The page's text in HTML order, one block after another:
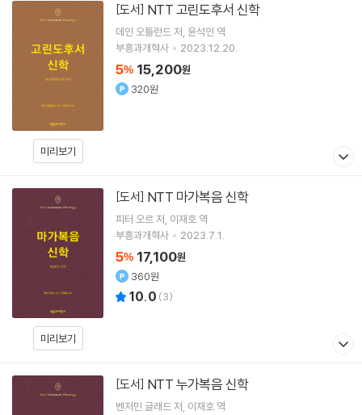
미리보기
[도서] NTT 고린도후서 신학
데인 오틀런드 저 윤석인 역
부흥과개혁사
2023.12.20.
5% 15,200원
320원
미리보기
[도서] NTT 마가복음 신학
피터 오르 저 이재호 역
부흥과개혁사
2023.7.1.
5% 17,100원
360원
10.0 (3)
[도서] NTT 누가복음 신학
벤저민 글래드 저 이재호 역